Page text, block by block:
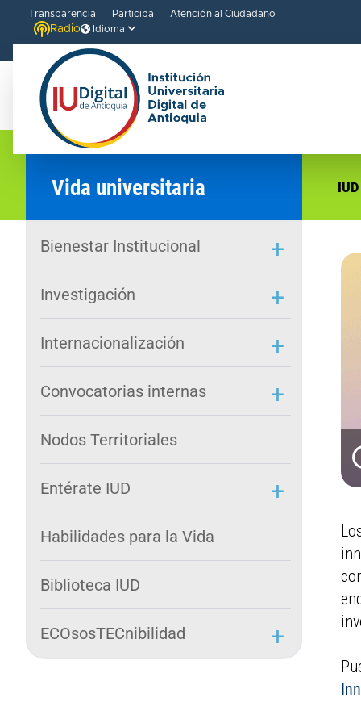
Transparencia Participa Atención al Ciudadano
Radio Idioma
Vida universitaria IUD
Bienestar Institucional
Investigación
Internacionalización
Convocatorias internas
Nodos Territoriales
Entérate IUD
Habilidades para la Vida
Biblioteca IUD
ECOsosTECnibilidad